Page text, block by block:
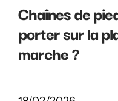
Chaînes de
porter sur la
marche ?